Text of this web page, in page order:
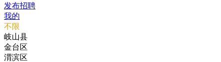
发布招聘
我的
不限
岐山县
金台区
渭滨区